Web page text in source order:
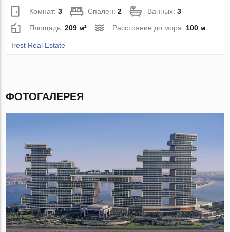
Комнат:3 Спален:2 Ванных:3
Площадь:209 м² Расстояние до моря: 100 м
Irest Real Estate
ФОТОГАЛЕРЕЯ